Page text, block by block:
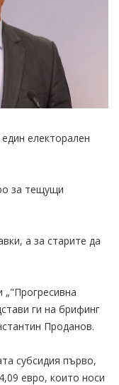
електорален
за тещущи
а за старите да
ги на брифинг
Проданов.
субсидия първо,
евро, които носи